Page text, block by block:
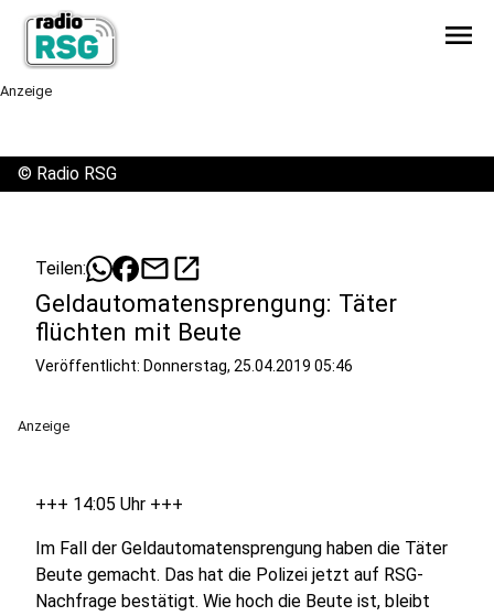
menu
Anzeige
© Radio RSG
Teilen: mailopen_in_new
Geldautomatensprengung: Täter
flüchten mit Beute
Veröffentlicht: Donnerstag, 25.04.2019 05:46
Anzeige
+++ 14:05 Uhr +++
Im Fall der Geldautomatensprengung haben die Täter
Beute gemacht. Das hat die Polizei jetzt auf RSG-
Nachfrage bestätigt. Wie hoch die Beute ist, bleibt